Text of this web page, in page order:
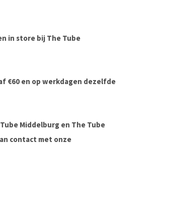
in store bij The Tube
€60 en op werkdagen dezelfde
Middelburg en The Tube
contact met onze